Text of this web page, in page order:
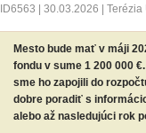
ID6563 30.03.2026 Terézia
Mesto bude mať v máji
fondu v sume 1 200 000
sme ho zapojili do
dobre poradiť s
alebo až nasledujúci rok